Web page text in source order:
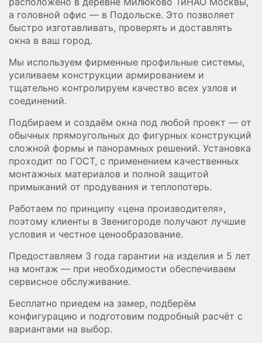
а головной офис — в Подольске. Это позволяет
быстро изготавливать, проверять и доставлять
окна в ваш город.
Мы используем фирменные профильные системы,
усиливаем конструкции армированием и
тщательно контролируем качество всех узлов и
соединений.
Подбираем и создаём окна под любой проект — от
обычных прямоугольных до фигурных конструкций
сложной формы и панорамных решений. Установка
проходит по ГОСТ, с применением качественных
монтажных материалов и полной защитой
примыканий от продувания и теплопотерь.
Работаем по принципу «цена производителя»,
поэтому клиенты в Звенигороде получают лучшие
условия и честное ценообразование.
Предоставляем 3 года гарантии на изделия и 5 лет
на монтаж — при необходимости обеспечиваем
сервисное обслуживание.
Бесплатно приедем на замер, подберём
конфигурацию и подготовим подробный расчёт с
вариантами на выбор.